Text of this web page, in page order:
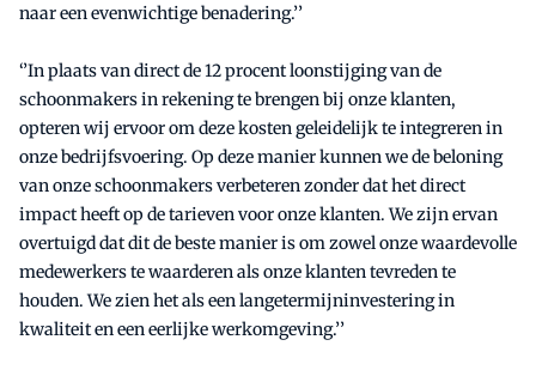
naar een evenwichtige benadering.’’
‘’In plaats van direct de 12 procent loonstijging van de
schoonmakers in rekening te brengen bij onze klanten,
opteren wij ervoor om deze kosten geleidelijk te integreren in
onze bedrijfsvoering. Op deze manier kunnen we de beloning
van onze schoonmakers verbeteren zonder dat het direct
impact heeft op de tarieven voor onze klanten. We zijn ervan
overtuigd dat dit de beste manier is om zowel onze waardevolle
medewerkers te waarderen als onze klanten tevreden te
houden. We zien het als een langetermijninvestering in
kwaliteit en een eerlijke werkomgeving.’’